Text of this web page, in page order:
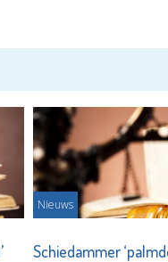
Nieuws
Schiedammer